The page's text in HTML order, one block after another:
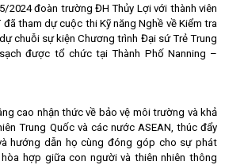
2024 đoàn trường ĐH Thủy Lợi với thành viên
đã tham dự cuộc thi Kỹ năng Nghề về Kiểm tra
chuỗi sự kiện Chương trình Đại sứ Trẻ Trung
được tổ chức tại Thành Phố Nanning –
cao nhận thức về bảo vệ môi trường và khả
Trung Quốc và các nước ASEAN, thúc đẩy
hướng dẫn họ cùng đóng góp cho sự phát
hợp giữa con người và thiên nhiên thông